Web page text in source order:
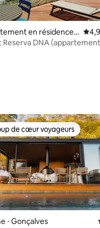
en résidence ⋅
Reserva DNA
de cœur voyageurs les plus
de cœur voyageurs
⋅ Gonçalves